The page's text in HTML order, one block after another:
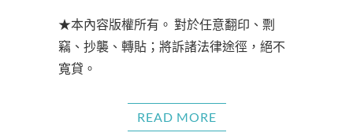
★本內容版權所有。 對於任意翻印、剽
竊、抄襲、轉貼；將訴諸法律途徑，絕不
寬貸。
READ MORE